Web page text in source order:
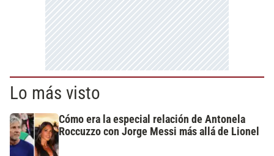
Lo más visto
Cómo era la especial relación de Antonela
Roccuzzo con Jorge Messi más allá de Lionel